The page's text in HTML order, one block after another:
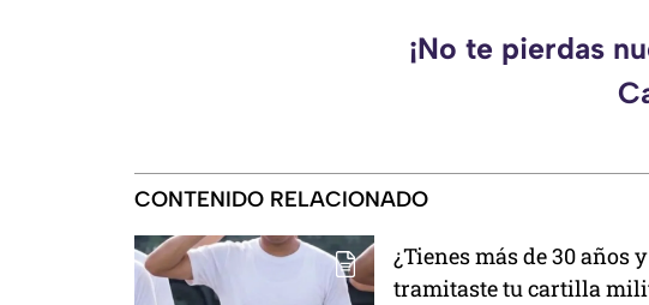
¡No te pierdas
CONTENIDO RELACIONADO
¿Tienes más de 30 años
tramitaste tu cartilla